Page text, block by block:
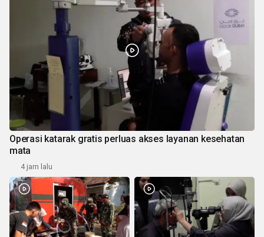
Operasi katarak gratis perluas akses layanan kesehatan
mata
4 jam lalu